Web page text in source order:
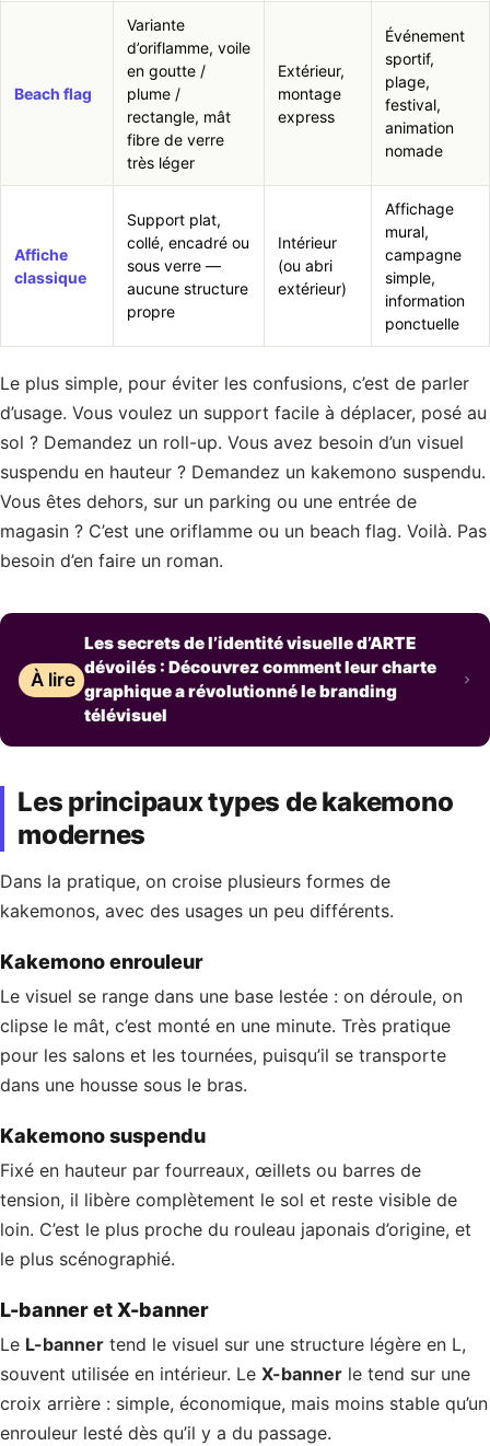
Beach flag
Variante
d’oriflamme, voile
en goutte /
plume /
rectangle, mât
fibre de verre
très léger
Extérieur,
montage
express
Événement
sportif,
plage,
festival,
animation
nomade
Affiche
classique
Support plat,
collé, encadré ou
sous verre —
aucune structure
propre
Intérieur
(ou abri
extérieur)
Affichage
mural,
campagne
simple,
information
ponctuelle
Le plus simple, pour éviter les confusions, c’est de parler
d’usage. Vous voulez un support facile à déplacer, posé au
sol ? Demandez un roll-up. Vous avez besoin d’un visuel
suspendu en hauteur ? Demandez un kakemono suspendu.
Vous êtes dehors, sur un parking ou une entrée de
magasin ? C’est une oriflamme ou un beach flag. Voilà. Pas
besoin d’en faire un roman.
À lire
Les secrets de l’identité visuelle d’ARTE
dévoilés : Découvrez comment leur charte
graphique a révolutionné le branding
télévisuel
Les principaux types de kakemono
modernes
Dans la pratique, on croise plusieurs formes de
kakemonos, avec des usages un peu différents.
Kakemono enrouleur
Le visuel se range dans une base lestée : on déroule, on
clipse le mât, c’est monté en une minute. Très pratique
pour les salons et les tournées, puisqu’il se transporte
dans une housse sous le bras.
Kakemono suspendu
Fixé en hauteur par fourreaux, œillets ou barres de
tension, il libère complètement le sol et reste visible de
loin. C’est le plus proche du rouleau japonais d’origine, et
le plus scénographié.
L-banner et X-banner
Le L-banner tend le visuel sur une structure légère en L,
souvent utilisée en intérieur. Le X-banner le tend sur une
croix arrière : simple, économique, mais moins stable qu’un
enrouleur lesté dès qu’il y a du passage.